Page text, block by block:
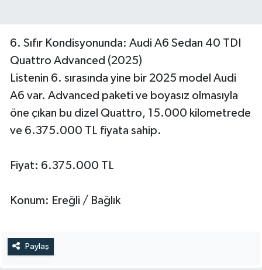
6. Sıfır Kondisyonunda: Audi A6 Sedan 40 TDI
Quattro Advanced (2025)
Listenin 6. sırasında yine bir 2025 model Audi
A6 var. Advanced paketi ve boyasız olmasıyla
öne çıkan bu dizel Quattro, 15.000 kilometrede
ve 6.375.000 TL fiyata sahip.
Fiyat: 6.375.000 TL
Konum: Ereğli / Bağlık
Paylaş